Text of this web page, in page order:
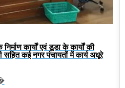
कार्यों एवं डूडा के कार्यों की
सहित कई नगर पंचायतों में कार्य अधूरे